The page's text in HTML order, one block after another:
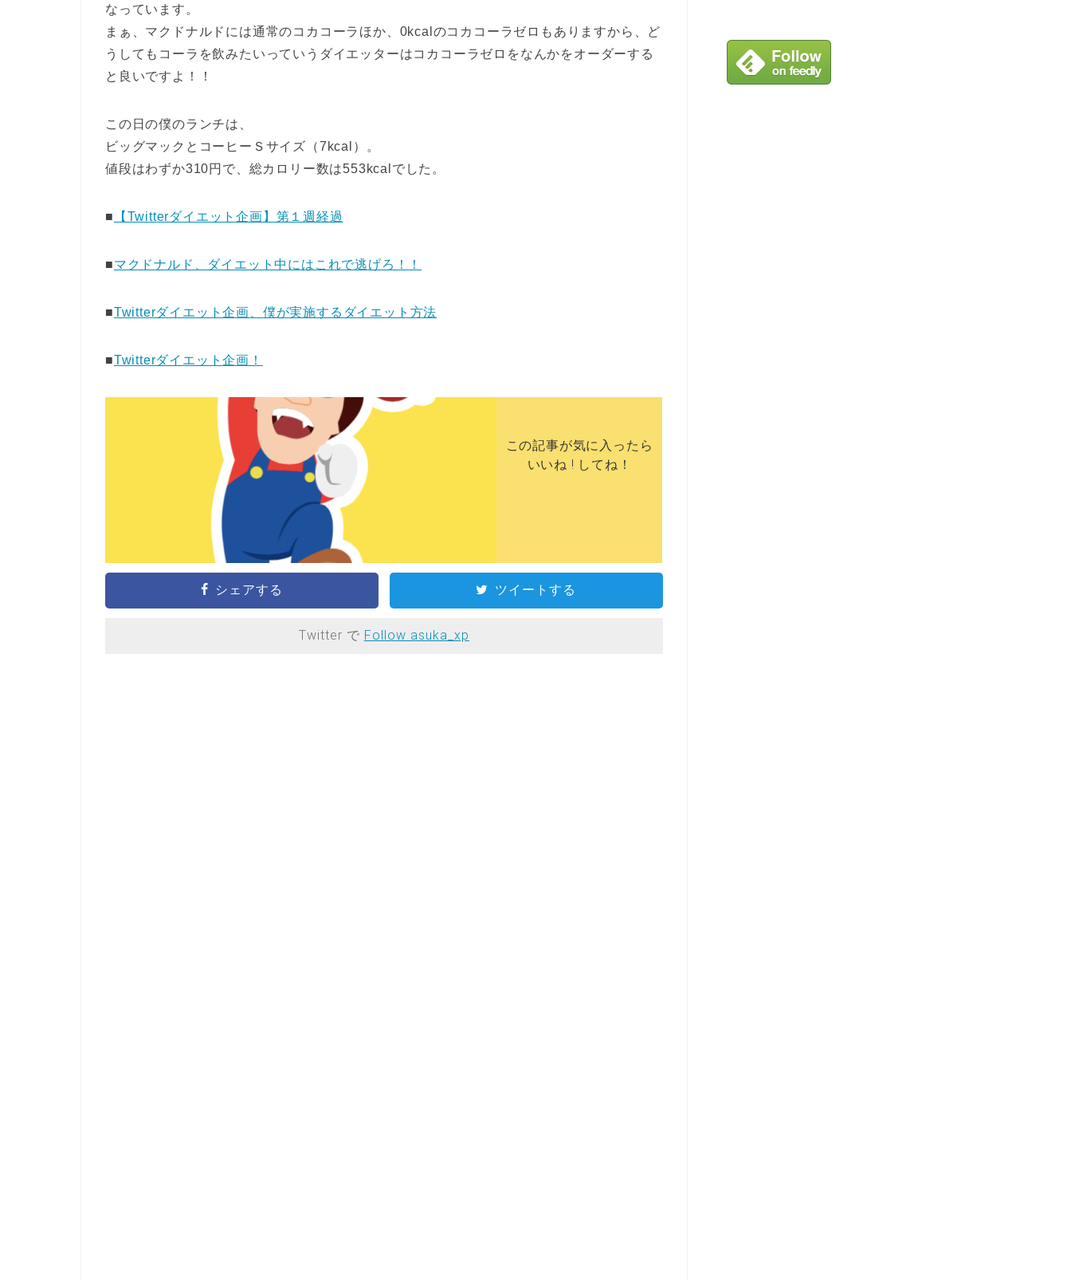
なっています。
まぁ、マクドナルドには通常のコカコーラほか、0kcalのコカコーラゼロもありますから、ど
うしてもコーラを飲みたいっていうダイエッターはコカコーラゼロをなんかをオーダーする
と良いですよ！！
この日の僕のランチは、
ビッグマックとコーヒーＳサイズ（7kcal）。
値段はわずか310円で、総カロリー数は553kcalでした。
■ 【Twitterダイエット企画】第１週経過
■マクドナルド、ダイエット中にはこれで逃げろ！！
■Twitterダイエット企画、僕が実施するダイエット方法
■Twitterダイエット企画！
この記事が気に入ったら
いいね ! してね！
シェアする ツイートする
Twitter で Follow asuka_xp